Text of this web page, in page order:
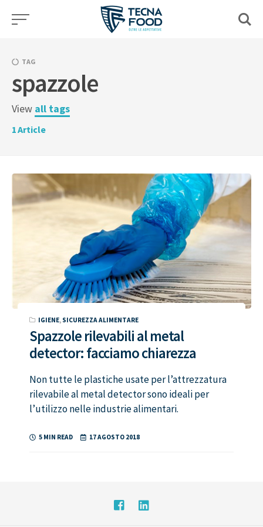
TAG
spazzole
View all tags
1Article
IGIENE, SICUREZZA ALIMENTARE
Spazzole rilevabili al metal
detector: facciamo chiarezza
Non tutte le plastiche usate per l’attrezzatura
rilevabile al metal detector sono ideali per
l’utilizzo nelle industrie alimentari.
5 MIN READ 17 AGOSTO 2018